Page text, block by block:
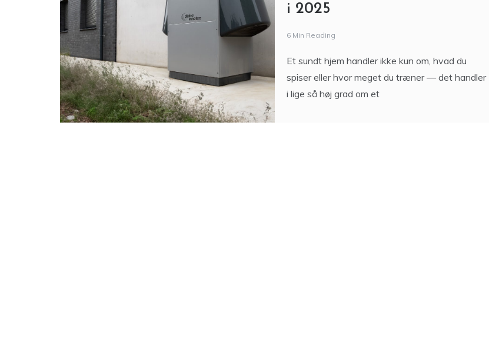
i 2025
6 Min Reading
Et sundt hjem handler ikke kun om, hvad du
spiser eller hvor meget du træner — det handler
i lige så høj grad om et